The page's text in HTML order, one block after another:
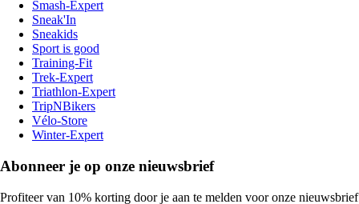
Smash-Expert
Sneak'In
Sneakids
Sport is good
Training-Fit
Trek-Expert
Triathlon-Expert
TripNBikers
Vélo-Store
Winter-Expert
Abonneer je op onze nieuwsbrief
Profiteer van 10% korting door je aan te melden voor onze nieuwsbrief